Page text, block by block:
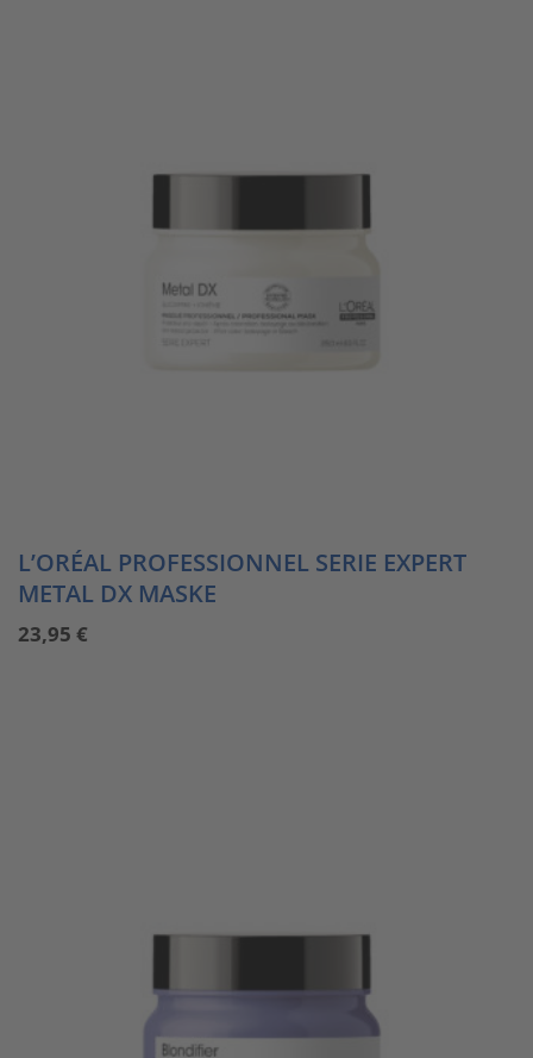
L’ORÉAL PROFESSIONNEL SERIE EXPERT
METAL DX MASKE
23,95 €